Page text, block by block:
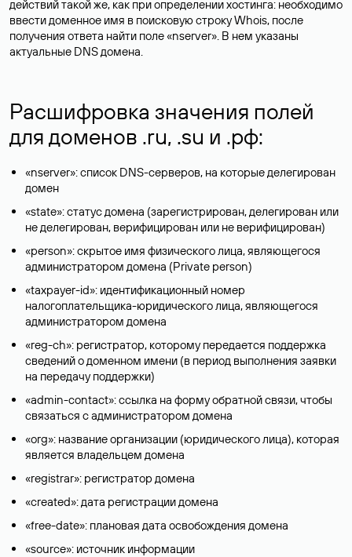
действий такой же, как при определении хостинга: необходимо
ввести доменное имя в поисковую строку Whois, после
получения ответа найти поле «nserver». В нем указаны
актуальные DNS домена.
Расшифровка значения полей
для доменов .ru, .su и .рф:
«nserver»: список DNS-серверов, на которые делегирован
домен
«state»: статус домена (зарегистрирован, делегирован или
не делегирован, верифицирован или не верифицирован)
«person»: скрытое имя физического лица, являющегося
администратором домена (Privatе person)
«taxpayer-id»: идентификационный номер
налогоплательщика-юридического лица, являющегося
администратором домена
«reg-ch»: регистратор, которому передается поддержка
сведений о доменном имени (в период выполнения заявки
на передачу поддержки)
«admin-contact»: ссылка на форму обратной связи, чтобы
связаться с администратором домена
«org»: название организации (юридического лица), которая
является владельцем домена
«registrar»: регистратор домена
«created»: дата регистрации домена
«free-date»: плановая дата освобождения домена
«source»: источник информации